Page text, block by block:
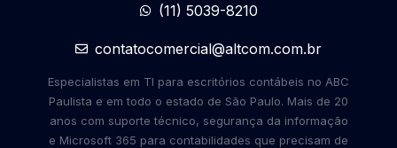
(11) 5039-8210
contatocomercial@altcom.com.br
Especialistas em TI para escritórios contábeis no ABC
Paulista e em todo o estado de São Paulo. Mais de 20
anos com suporte técnico, segurança da informação
e Microsoft 365 para contabilidades que precisam de